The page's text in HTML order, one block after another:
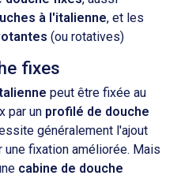
à l'italienne, et les
(ou rotatives)
fixes
peut être fixée au
par un profilé de douche
généralement l'ajout
fixation améliorée. Mais
cabine de douche